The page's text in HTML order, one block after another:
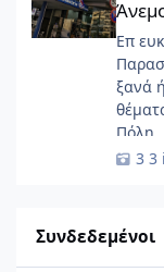
Επ
ξανά
Πόλη
3
Συνδεδεμένοι